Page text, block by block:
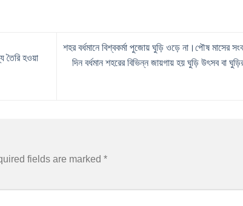
তৈরি হওয়া
শহর বর্ধমানে বিশ্বকর্মা পুজোয় ঘুড়ি ওড়ে না।পৌষ মাসের
দিন বর্ধমান শহরের বিভিন্ন জায়গায় হয় ঘুড়ি উৎসব বা
fields are marked *